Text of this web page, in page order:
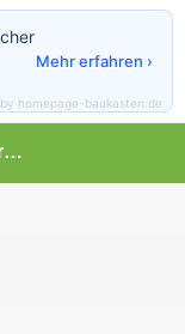
Der Weltkrieg war vor deiner Tür
Mehr erfahren ›
homepage-baukasten.de